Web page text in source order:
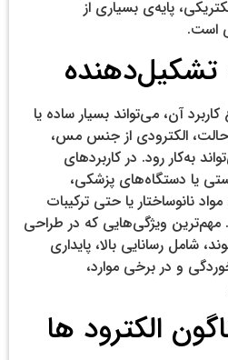
پایه‌ی بسیاری از
است.
تشکیل‌دهنده
آن، می‌تواند بسیار ساده یا
الکترودی از جنس مس،
به‌کار رود. در کاربردهای
یا دستگاه‌های پزشکی،
نانوساختار یا حتی ترکیبات
ویژگی‌هایی که در طراحی
شامل رسانایی بالا، پایداری
و در برخی موارد،
الکترود ها